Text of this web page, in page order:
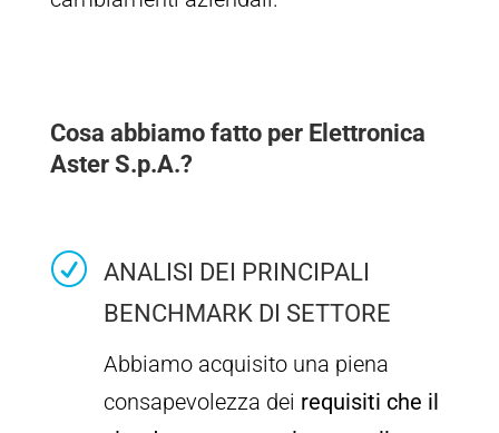
Cosa abbiamo fatto per Elettronica
Aster S.p.A.?
R
ANALISI DEI PRINCIPALI
BENCHMARK DI SETTORE
Abbiamo acquisito una piena
consapevolezza dei requisiti che il